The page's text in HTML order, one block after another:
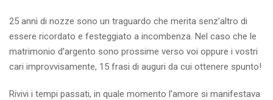
25 anni di nozze sono un traguardo che merita senz’altro di
essere ricordato e festeggiato a incombenza. Nel caso che le
matrimonio d’argento sono prossime verso voi oppure i vostri
cari improvvisamente, 15 frasi di auguri da cui ottenere spunto!
Rivivi i tempi passati, in quale momento l’amore si manifestava